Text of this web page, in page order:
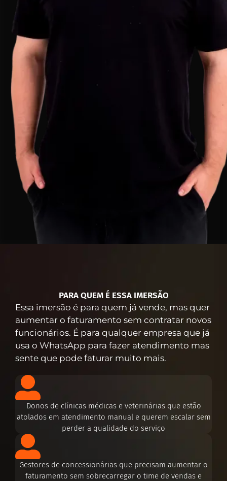
PARA QUEM É ESSA IMERSÃO
Essa imersão é para quem já vende, mas quer
aumentar o faturamento sem contratar novos
funcionários. É para qualquer empresa que já
usa o WhatsApp para fazer atendimento mas
sente que pode faturar muito mais.
Donos de clínicas médicas e veterinárias que estão
atolados em atendimento manual e querem escalar sem
perder a qualidade do serviço
Gestores de concessionárias que precisam aumentar o
faturamento sem sobrecarregar o time de vendas e